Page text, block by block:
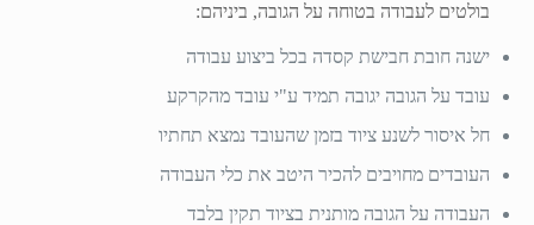
בולטים לעבודה בטוחה על הגובה, ביניהם:
ישנה חובת חבישת קסדה בכל ביצוע עבודה
עובד על הגובה יגובה תמיד ע"י עובד מהקרקע
חל איסור לשנע ציוד בזמן שהעובד נמצא תחתיו
העובדים מחויבים להכיר היטב את כלי העבודה
העבודה על הגובה מותנית בציוד תקין בלבד